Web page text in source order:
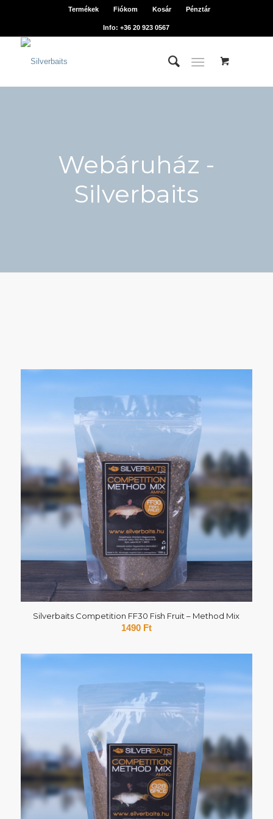
Termékek Fiókom Kosár Pénztár
Info: +36 20 923 0567
Webáruház -
Silverbaits
Silverbaits Competition FF30 Fish Fruit – Method Mix
1490 Ft